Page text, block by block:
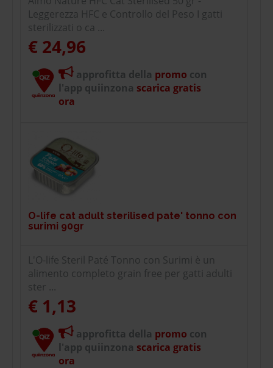
Leggerezza HFC e Controllo del Peso I gatti
sterilizzati o ca ...
€ 24,96
approfitta della promo con
l'app quiinzona scarica gratis
ora
O-life cat adult sterilised pate' tonno con
surimi 90gr
L'O-life Steril Paté Tonno con Surimi è un
alimento completo grain free per gatti adulti
ster ...
€ 1,13
approfitta della promo con
l'app quiinzona scarica gratis
ora